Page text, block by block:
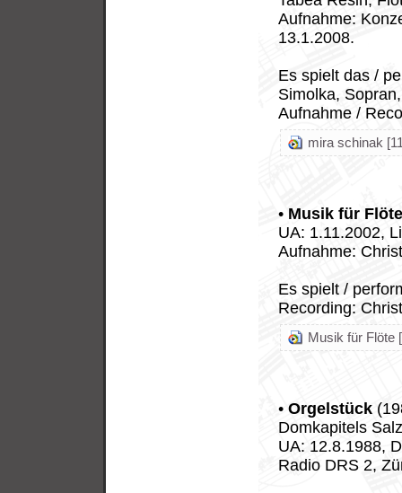
Aufnahme:
13.1.2008.
Es spielt das /
Simolka,
Aufnahme /
mira schinak
• Musik für
UA: 1.11.2002,
Aufnahme:
Es spielt /
Recording:
Musik für Flöte
•Orgelstück
Domkapitels
UA: 12.8.1988,
Radio DRS 2,